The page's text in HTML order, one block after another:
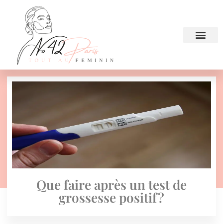
Que faire après un test de
grossesse positif?